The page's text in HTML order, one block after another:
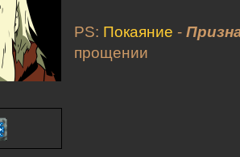
PS: Покаяние -
прощении